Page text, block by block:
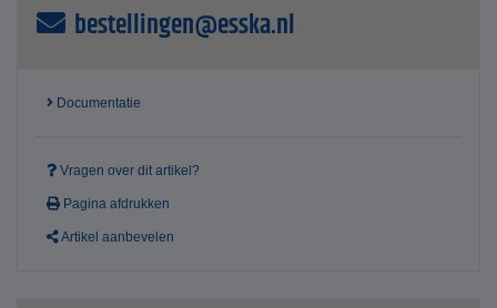
bestellingen@esska.nl
Documentatie
Vragen over dit artikel?
Pagina afdrukken
Artikel aanbevelen